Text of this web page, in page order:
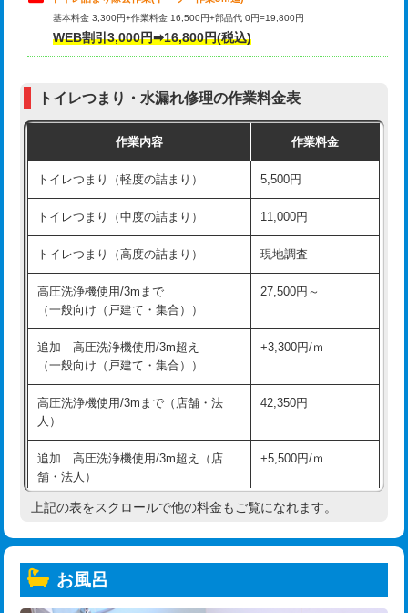
基本料金 3,300円+作業料金 16,500円+部品代 0円=19,800円
WEB割引3,000円➡16,800円(税込)
トイレつまり・水漏れ修理の作業料金表
作業内容 作業料金
トイレつまり（軽度の詰まり） 5,500円
トイレつまり（中度の詰まり） 11,000円
トイレつまり（高度の詰まり） 現地調査
高圧洗浄機使用/3mまで
（一般向け（戸建て・集合））
27,500円～
追加 高圧洗浄機使用/3m超え
（一般向け（戸建て・集合））
+3,300円/ｍ
高圧洗浄機使用/3mまで（店舗・法
人）
42,350円
追加 高圧洗浄機使用/3m超え（店
舗・法人）
+5,500円/ｍ
高度高圧洗浄換 現地調査
トーラー機使用/3mまで
上記の表をスクロールで他の料金もご覧になれます。
お風呂